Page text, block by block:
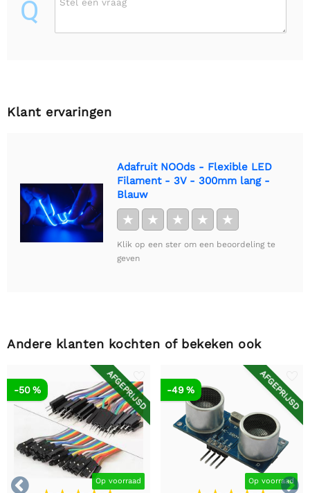
Q
Klant ervaringen
Adafruit NOOds - Flexible LED
Filament - 3V - 300mm lang -
Blauw
★ ★ ★ ★ ★
Klik op een ster om een beoordeling te
geven
Andere klanten kochten of bekeken ook


AFGEPRIJSD
Op voorraad
-50 % AFGEPRIJSD
Op voorraad
-49 %